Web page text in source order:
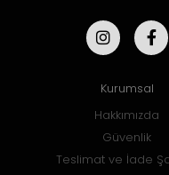
Kurumsal
Hakkımızda
Güvenlik
Teslimat ve İade